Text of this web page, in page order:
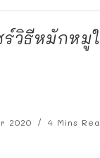
ร์วิธีหมักหมู
2020 4 Mins